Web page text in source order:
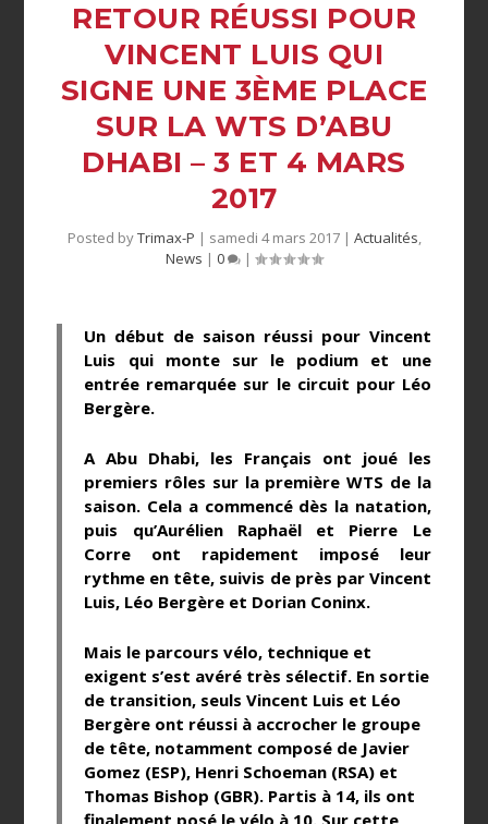
RETOUR RÉUSSI POUR
VINCENT LUIS QUI
SIGNE UNE 3ÈME PLACE
SUR LA WTS D’ABU
DHABI – 3 ET 4 MARS
2017
Posted byTrimax-P | samedi 4 mars 2017| Actualités,
News | 0 |
Un début de saison réussi pour Vincent
Luis qui monte sur le podium et une
entrée remarquée sur le circuit pour Léo
Bergère.
A Abu Dhabi, les Français ont joué les
premiers rôles sur la première WTS de la
saison. Cela a commencé dès la natation,
puis qu’Aurélien Raphaël et Pierre Le
Corre ont rapidement imposé leur
rythme en tête, suivis de près par Vincent
Luis, Léo Bergère et Dorian Coninx.
Mais le parcours vélo, technique et
exigent s’est avéré très sélectif. En sortie
de transition, seuls Vincent Luis et Léo
Bergère ont réussi à accrocher le groupe
de tête, notamment composé de Javier
Gomez (ESP), Henri Schoeman (RSA) et
Thomas Bishop (GBR). Partis à 14, ils ont